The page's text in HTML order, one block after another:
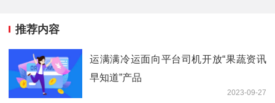
推荐内容
运满满冷运面向平台司机开放“果蔬资讯
早知道”产品
2023-09-27